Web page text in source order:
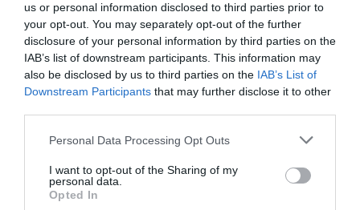
us or personal information disclosed to third parties prior to
your opt-out. You may separately opt-out of the further
disclosure of your personal information by third parties on the
IAB’s list of downstream participants. This information may
also be disclosed by us to third parties on the IAB’s List of
Downstream Participants that may further disclose it to other
Please note that this website/app uses one or more Google
not limited to your visit or usage behaviour. You may click to
grant or deny consent to Google and its third-party tags to
use your data for below specified purposes in below Google
Personal Data Processing Opt Outs
I want to opt-out of the Sharing of my
personal data.
Opted In